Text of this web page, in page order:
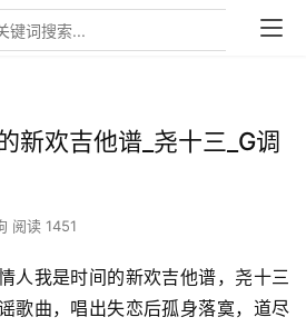
新欢吉他谱_尧十三_G调
阅读 1451
人我是时间的新欢吉他谱，尧十三
歌曲，唱出失恋后孤身落寞，道尽